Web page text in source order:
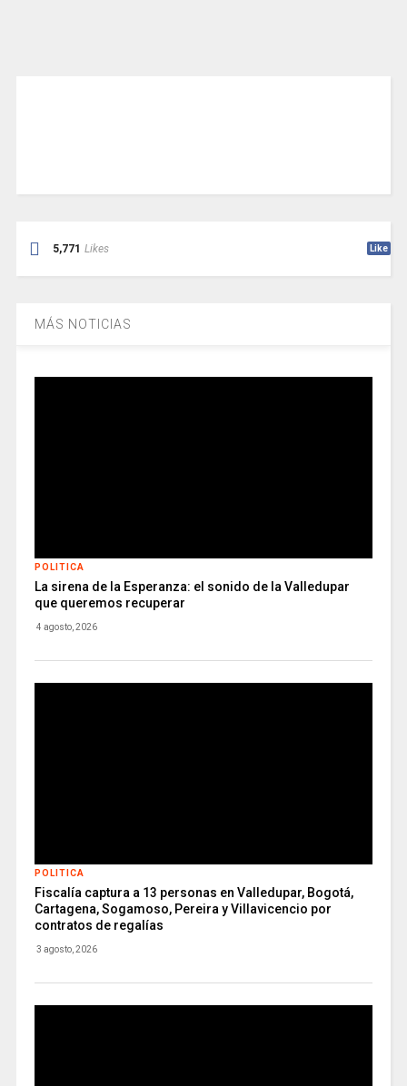
5,771 Likes Like
MÁS NOTICIAS
POLITICA
La sirena de la Esperanza: el sonido de la Valledupar
que queremos recuperar
4 agosto, 2026
POLITICA
Fiscalía captura a 13 personas en Valledupar, Bogotá,
Cartagena, Sogamoso, Pereira y Villavicencio por
contratos de regalías
3 agosto, 2026